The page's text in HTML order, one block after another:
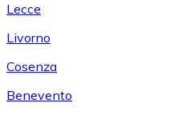
Lecce
Livorno
Cosenza
Benevento